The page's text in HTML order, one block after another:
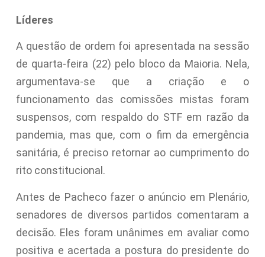
Líderes
A questão de ordem foi apresentada na sessão
de quarta-feira (22) pelo bloco da Maioria. Nela,
argumentava-se que a criação e o
funcionamento das comissões mistas foram
suspensos, com respaldo do STF em razão da
pandemia, mas que, com o fim da emergência
sanitária, é preciso retornar ao cumprimento do
rito constitucional.
Antes de Pacheco fazer o anúncio em Plenário,
senadores de diversos partidos comentaram a
decisão. Eles foram unânimes em avaliar como
positiva e acertada a postura do presidente do